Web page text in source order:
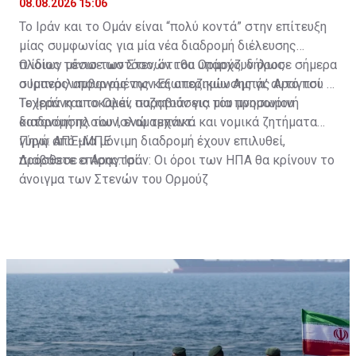
08.08.2026 15:06
Το Ιράν και το Ομάν είναι “πολύ κοντά” στην επίτευξη
μίας συμφωνίας για μία νέα διαδρομή διέλευσης
πλοίων μέσω των Στενών του Ορμούζ, δήλωσε σήμερα
ο Ιρανός υπουργός των Εξωτερικών Αμπάς Αραγτσί.
Ο ίδιος τόνισε ωστόσο, ότι θα υπάρχουν όροι,
συμπεριλαμβανομένης και αποζημίωσης γι’ αυτό που η
Τεχεράνη αποκαλεί, παραβιάσεις του μνημονίου
κατανόησης του Ισλαμαμπάντ.
Το Ιράν και το Ομάν συζητούν για μία προσωρινή
διαδρομή πλοίων, ενώ τεχνικά και νομικά ζητήματα
γύρω από μία μόνιμη διαδρομή έχουν επιλυθεί,
πρόσθεσε ο Αραγτσί.
Πηγή: ΑΠΕ-ΜΠΕ
Διαβάστε επίσης:Ιράν: Οι όροι των ΗΠΑ θα κρίνουν το
άνοιγμα των Στενών του Ορμούζ